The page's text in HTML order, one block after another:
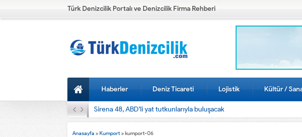
Türk Denizcilik Portalı ve Denizcilik Firma Rehberi
Haberler Deniz Ticareti Lojistik Kültür /
Sirena 48, ABD’li yat tutkunlarıyla buluşacak
Anasayfa »Kumport »kumport-06